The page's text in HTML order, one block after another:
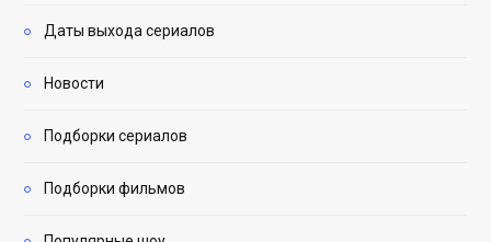
Даты выхода сериалов
Новости
Подборки сериалов
Подборки фильмов